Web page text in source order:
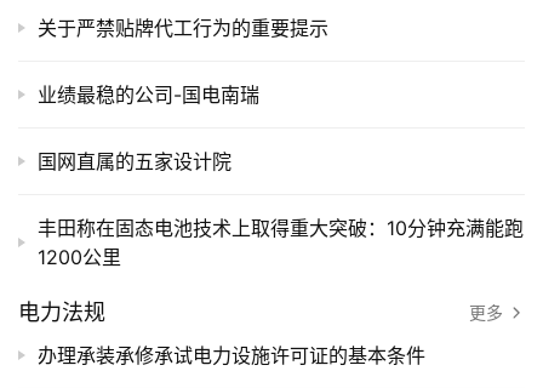
电
网
手
问
我
关于严禁贴牌代工行为的重要提示
业绩最稳的公司-国电南瑞
国网直属的五家设计院
丰田称在固态电池技术上取得重大突破：10分钟充满能跑
1200公里
电力法规 更多
办理承装承修承试电力设施许可证的基本条件